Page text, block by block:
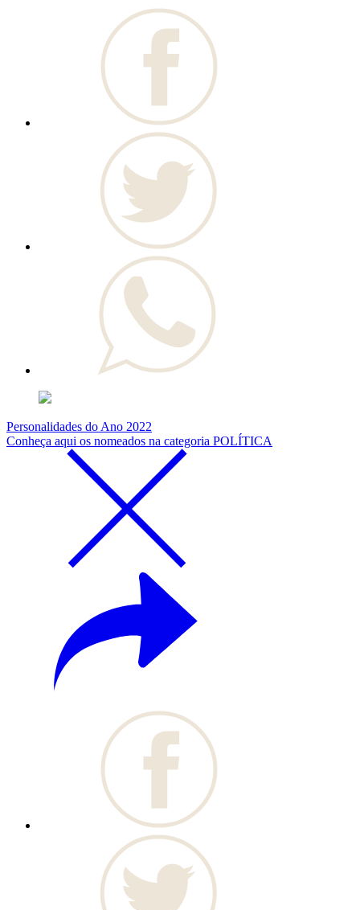
Personalidades do Ano 2022
Conheça aqui os nomeados na categoria POLÍTICA